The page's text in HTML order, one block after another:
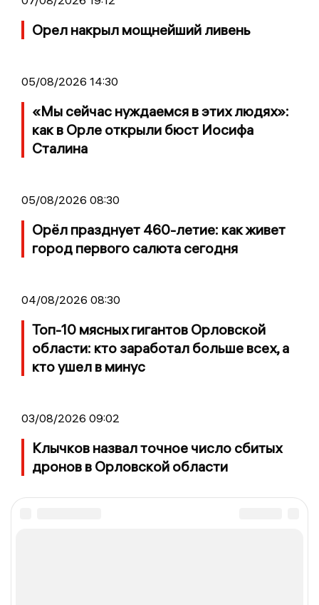
Орел накрыл мощнейший ливень
05/08/2026 14:30
«Мы сейчас нуждаемся в этих людях»:
как в Орле открыли бюст Иосифа
Сталина
05/08/2026 08:30
Орёл празднует 460-летие: как живет
город первого салюта сегодня
04/08/2026 08:30
Топ-10 мясных гигантов Орловской
области: кто заработал больше всех, а
кто ушел в минус
03/08/2026 09:02
Клычков назвал точное число сбитых
дронов в Орловской области